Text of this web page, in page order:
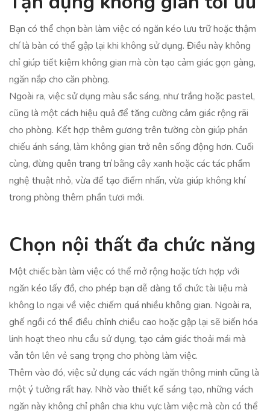
Bạn có thể chọn bàn làm việc có ngăn kéo lưu trữ hoặc thậm
chí là bàn có thể gập lại khi không sử dụng. Điều này không
chỉ giúp tiết kiệm không gian mà còn tạo cảm giác gọn gàng,
ngăn nắp cho căn phòng.
Ngoài ra, việc sử dụng màu sắc sáng, như trắng hoặc pastel,
cũng là một cách hiệu quả để tăng cường cảm giác rộng rãi
cho phòng. Kết hợp thêm gương trên tường còn giúp phản
chiếu ánh sáng, làm không gian trở nên sống động hơn. Cuối
cùng, đừng quên trang trí bằng cây xanh hoặc các tác phẩm
nghệ thuật nhỏ, vừa để tạo điểm nhấn, vừa giúp không khí
trong phòng thêm phần tươi mới.
Chọn nội thất đa chức năng
Một chiếc bàn làm việc có thể mở rộng hoặc tích hợp với
ngăn kéo lấy đồ, cho phép bạn dễ dàng tổ chức tài liệu mà
không lo ngại về việc chiếm quá nhiều không gian. Ngoài ra,
ghế ngồi có thể điều chỉnh chiều cao hoặc gập lại sẽ biến hóa
linh hoạt theo nhu cầu sử dụng, tạo cảm giác thoải mái mà
vẫn tôn lên vẻ sang trọng cho phòng làm việc.
Thêm vào đó, việc sử dụng các vách ngăn thông minh cũng là
một ý tưởng rất hay. Nhờ vào thiết kế sáng tạo, những vách
ngăn này không chỉ phân chia khu vực làm việc mà còn có thể